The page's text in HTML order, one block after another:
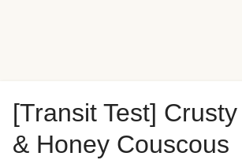
[Transit Test]
& Honey Couscous